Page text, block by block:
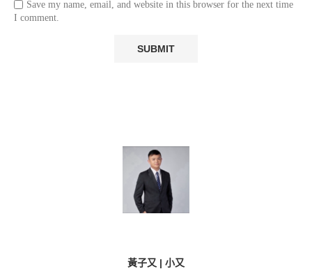
Save my name, email, and website in this browser for the next time
I comment.
黃子又 | 小又